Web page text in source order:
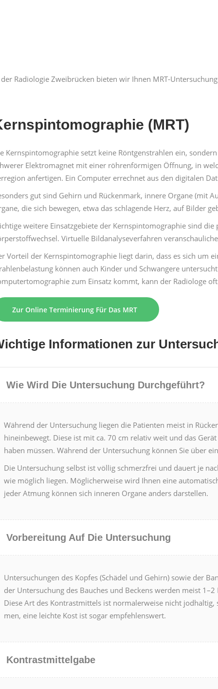
Radi­olo­gie Zweibrück­en bieten wir Ihnen MRT-
(MRT)
Kern­spin­to­mo­gra­phie set­zt keine Rönt­gen­strahlen ein,
Elek­tro­mag­net mit ein­er röhren­för­mi­gen Öff­nung, in
anfer­ti­gen. Ein Com­put­er errech­net aus den dig­i­tal­en
gut sind Gehirn und Rück­en­mark, innere Organe (mit
die sich bewe­gen, etwa das schla­gende Herz, auf Bilder
weit­ere Ein­satzge­bi­ete der Kern­spin­to­mo­gra­phie sind
Virtuelle Bil­d­analy­sev­er­fahren
Vorteil der Kern­spin­to­mo­gra­phie liegt darin, dass es sich um
kön­nen auch Kinder und Schwan­gere
zum Ein­satz kommt, kann der Radi­ologe
Zur Online Ter­minierung Für Das MRT
Infor­ma­tio­nen zur
Wie Wird Die Unter­suchung Durchge­führt?
Während der Unter­suchung liegen die Patien­ten meist in
hinein­be­wegt. Diese ist mit ca. 70 cm rel­a­tiv weit und das
haben müssen. Während der Unter­suchung kön­nen Sie über
Die Unter­suchung selb­st ist völ­lig schmerzfrei und dauert je
wie möglich liegen. Möglicher­weise wird Ihnen eine
jed­er Atmung kön­nen sich inneren Organe anders darstellen.
Vor­bere­itung Auf Die Unter­suchung
Unter­suchun­gen des Kopfes (Schädel und Gehirn) sowie der
der Unter­suchung des Bauch­es und Beck­ens wer­den meist
Diese Art des Kon­trast­mit­tels ist nor­maler­weise nicht
men, eine leichte Kost ist sog­ar empfehlenswert.
Kon­trast­mit­tel­gabe